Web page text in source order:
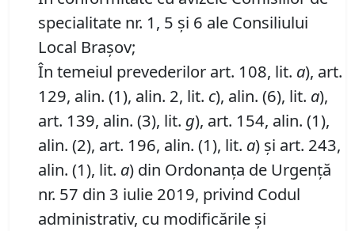
specialitate nr. 1, 5 și 6 ale Consiliului
Local Brașov;
În temeiul prevederilor art. 108, lit. a), art.
129, alin. (1), alin. 2, lit. c), alin. (6), lit. a),
art. 139, alin. (3), lit. g), art. 154, alin. (1),
alin. (2), art. 196, alin. (1), lit. a) și art. 243,
alin. (1), lit. a) din Ordonanța de Urgență
nr. 57 din 3 iulie 2019, privind Codul
administrativ, cu modificările și